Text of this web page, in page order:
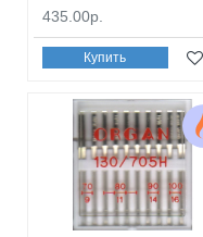
435.00р.
Купить